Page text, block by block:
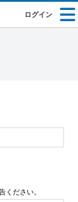
ログイン
ください。